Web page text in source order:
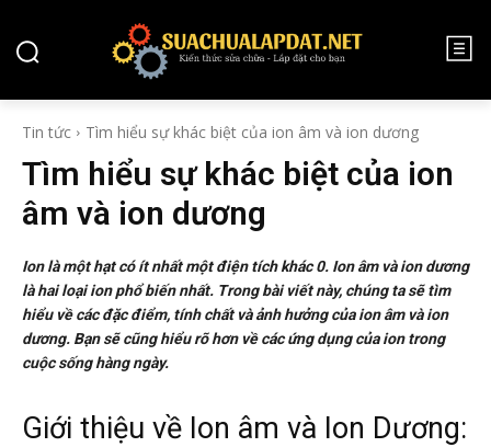
Tin tức
Tìm hiểu sự khác biệt của ion âm và ion dương
Tìm hiểu sự khác biệt của ion
âm và ion dương
Ion là một hạt có ít nhất một điện tích khác 0. Ion âm và ion dương
là hai loại ion phổ biến nhất. Trong bài viết này, chúng ta sẽ tìm
hiểu về các đặc điểm, tính chất và ảnh hưởng của ion âm và ion
dương. Bạn sẽ cũng hiểu rõ hơn về các ứng dụng của ion trong
cuộc sống hàng ngày.
Giới thiệu về Ion âm và Ion Dương: